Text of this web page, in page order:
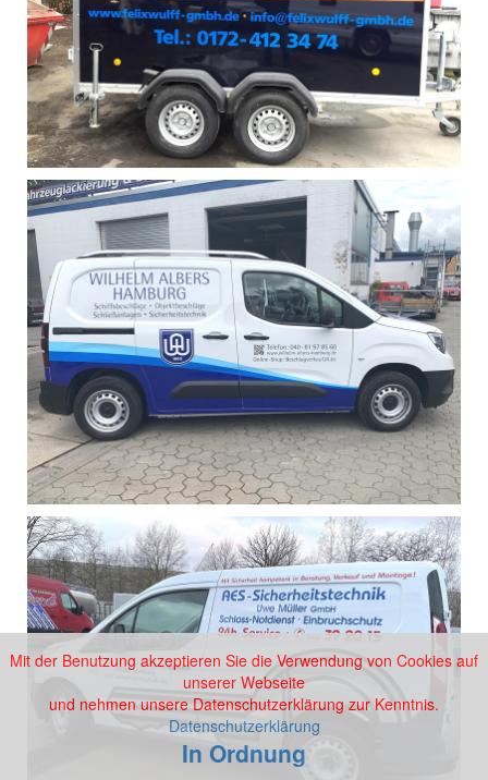
Mit der Benutzung akzeptieren Sie die Verwendung von Cookies auf
unserer Webseite
und nehmen unsere Datenschutzerklärung zur Kenntnis.
Datenschutzerklärung
In Ordnung